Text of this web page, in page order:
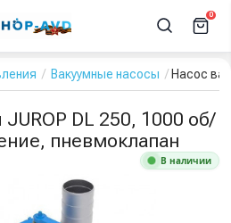
0
Вакуумные насосы Насос
DL 250, 1000 об/
пневмоклапан
В наличии